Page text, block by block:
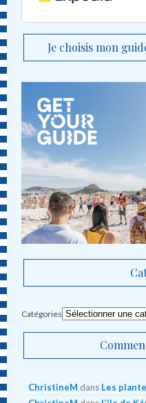
Je choisis mon
Catégories
ChristineM dans Les